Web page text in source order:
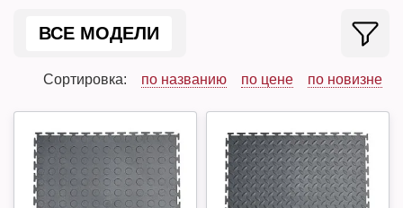
ВСЕ МОДЕЛИ
Сортировка: по названию по цене по новизне